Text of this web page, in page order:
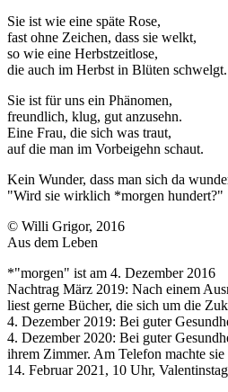
Sie ist wie eine späte Rose,
fast ohne Zeichen, dass sie welkt,
so wie eine Herbstzeitlose,
die auch im Herbst in Blüten schwelgt.
Sie ist für uns ein Phänomen,
freundlich, klug, gut anzusehn.
Eine Frau, die sich was traut,
auf die man im Vorbeigehn schaut.
Kein Wunder, dass man sich da
"Wird sie wirklich *morgen hundert?"
© Willi Grigor, 2016
Aus dem Leben
*"morgen" ist am 4. Dezember 2016
Nachtrag März 2019: Nach einem
liest gerne Bücher, die sich um die
4. Dezember 2019: Bei guter
4. Dezember 2020: Bei guter
ihrem Zimmer. Am Telefon machte
14. Februar 2021, 10 Uhr,